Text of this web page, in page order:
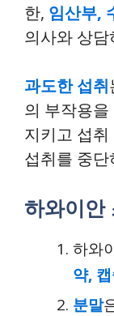
한, 임산부,
의사와 상
과도한 섭취
의 부작용
지키고 섭
섭취를 중
하와이안
하와
약,
분말